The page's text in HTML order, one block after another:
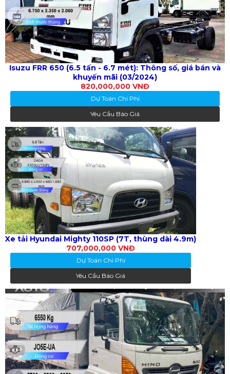
Isuzu FRR 650 (6.5 tấn - 6.7 mét): Thông số, giá bán và
khuyến mãi (03/2024)
820,000,000 VNĐ
Dự Toán Chi Phí
Yêu Cầu Báo Giá
Xe tải Hyundai Mighty 110SP (7T, thùng dài 4.9m)
707,000,000 VNĐ
Dự Toán Chi Phí
Yêu Cầu Báo Giá